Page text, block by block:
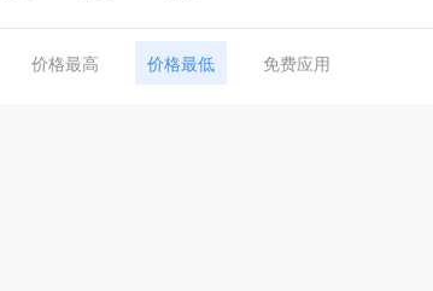
价格最高 价格最低 免费应用